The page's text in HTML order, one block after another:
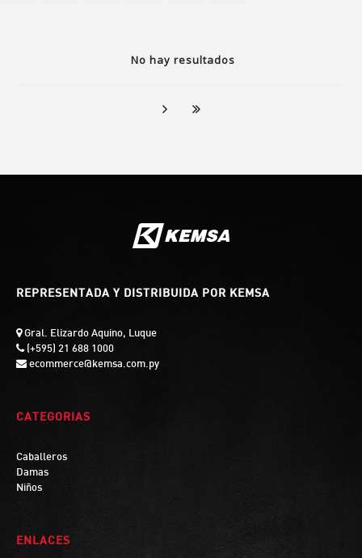
No hay resultados
REPRESENTADA Y DISTRIBUIDA POR KEMSA
Gral. Elizardo Aquino, Luque
(+595) 21 688 1000
ecommerce@kemsa.com.py
CATEGORIAS
Caballeros
Damas
Niños
ENLACES